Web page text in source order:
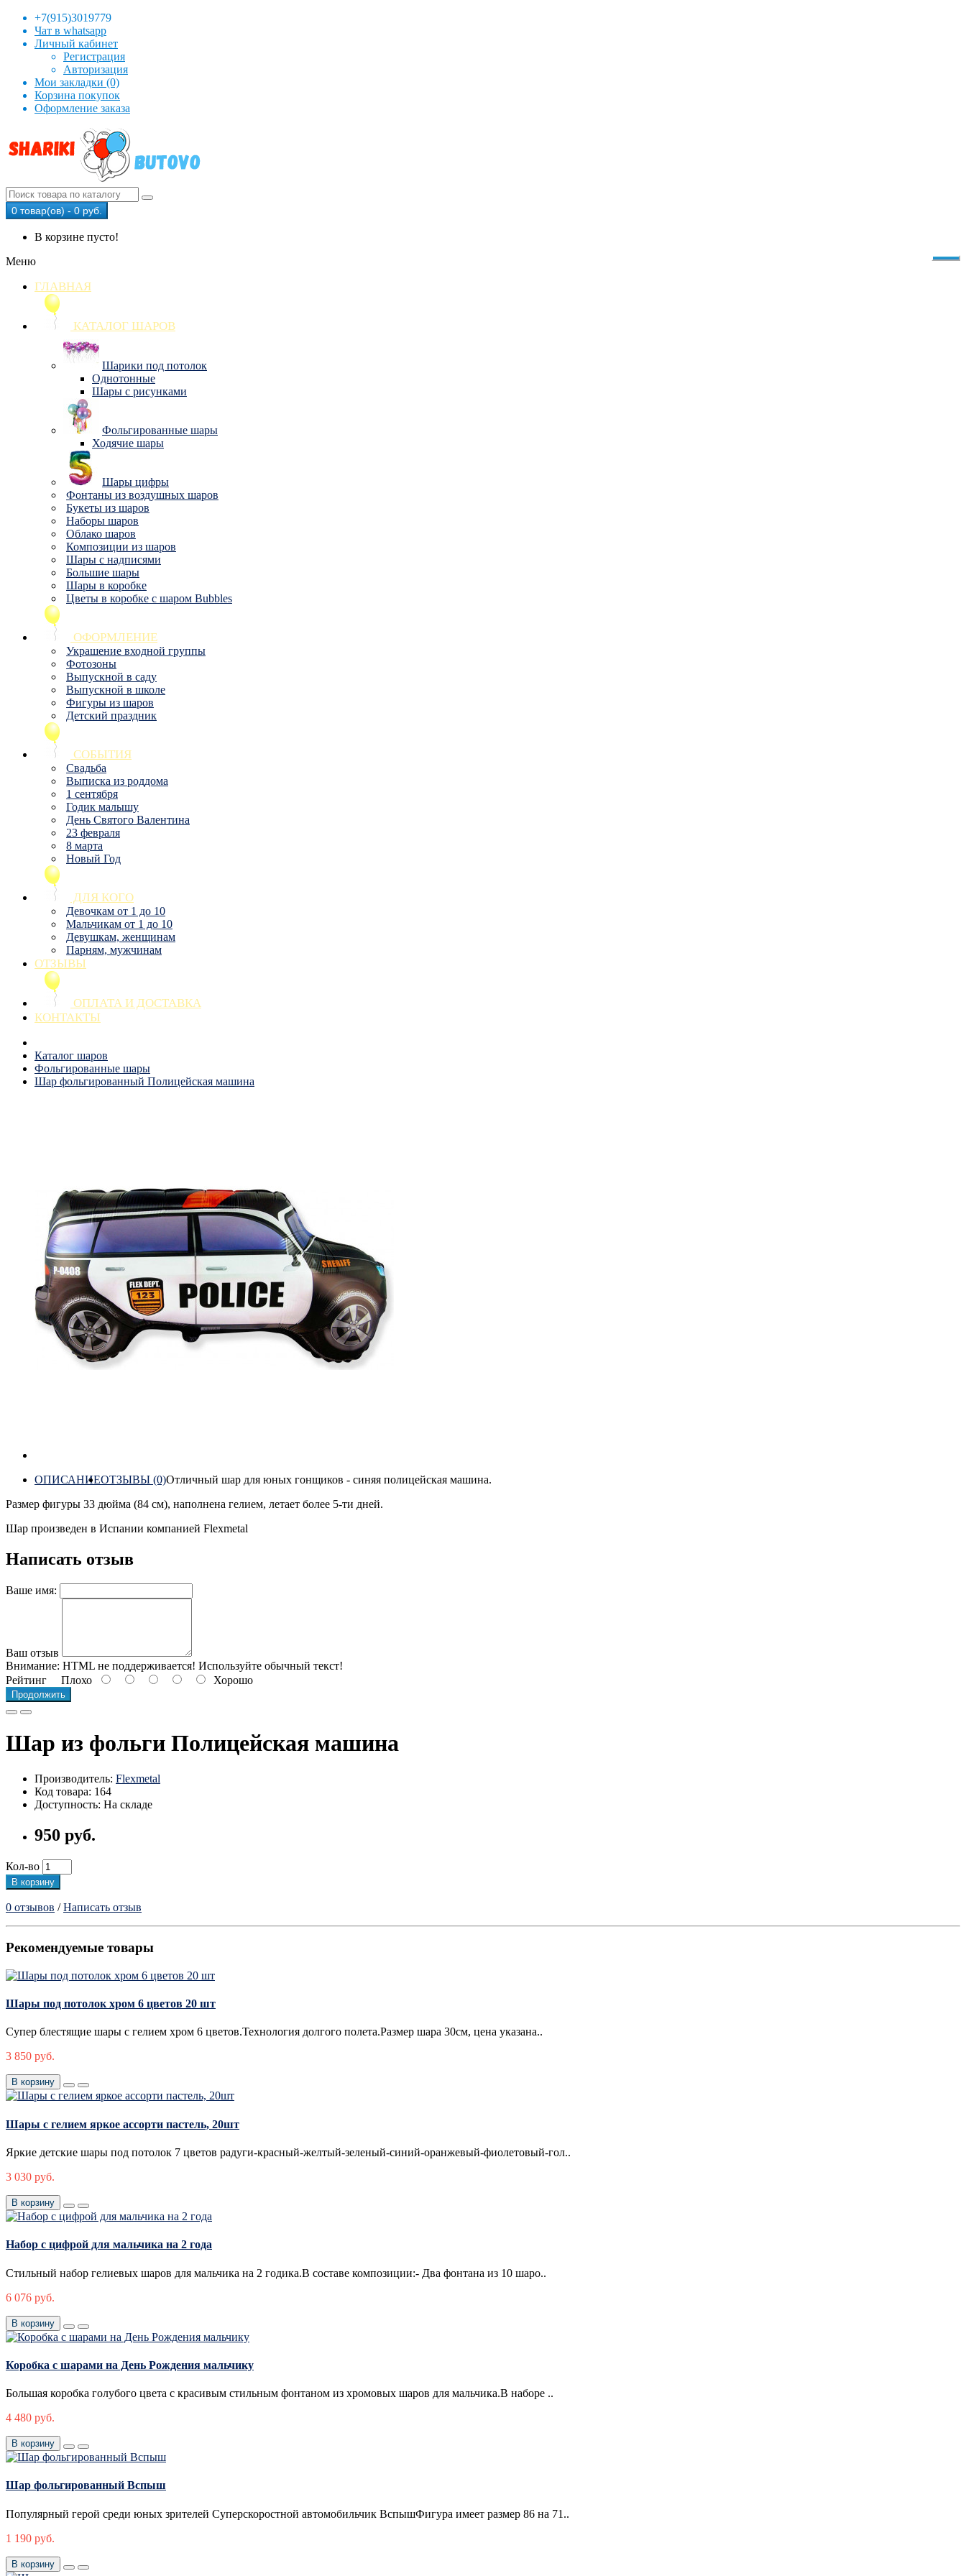
+7(915)3019779
Чат в whatsapp
Личный кабинет
Регистрация
Авторизация
Мои закладки (0)
Корзина покупок
Оформление заказа
0 товар(ов) - 0 руб.
В корзине пусто!
Меню
ГЛАВНАЯ
КАТАЛОГ ШАРОВ
Шарики под потолок
Однотонные
Шары с рисунками
Фольгированные шары
Ходячие шары
Шары цифры
Фонтаны из воздушных шаров
Букеты из шаров
Наборы шаров
Облако шаров
Композиции из шаров
Шары с надписями
Большие шары
Шары в коробке
Цветы в коробке с шаром Bubbles
ОФОРМЛЕНИЕ
Украшение входной группы
Фотозоны
Выпускной в саду
Выпускной в школе
Фигуры из шаров
Детский праздник
СОБЫТИЯ
Свадьба
Выписка из роддома
1 сентября
Годик малышу
День Святого Валентина
23 февраля
8 марта
Новый Год
ДЛЯ КОГО
Девочкам от 1 до 10
Мальчикам от 1 до 10
Девушкам, женщинам
Парням, мужчинам
ОТЗЫВЫ
ОПЛАТА И ДОСТАВКА
КОНТАКТЫ
Каталог шаров
Фольгированные шары
Шар фольгированный Полицейская машина
ОПИСАНИЕОТЗЫВЫ (0)Отличный шар для юных гонщиков - синяя полицейская машина.
Размер фигуры 33 дюйма (84 см), наполнена гелием, летает более 5-ти дней.
Шар произведен в Испании компанией Flexmetal
Написать отзыв
Ваше имя:
Ваш отзыв
Внимание: HTML не поддерживается! Используйте обычный текст!
Рейтинг Плохо Хорошо
Продолжить
Шар из фольги Полицейская машина
Производитель: Flexmetal
Код товара: 164
Доступность: На складе
950 руб.
Кол-во
В корзину
0 отзывов /Написать отзыв
Рекомендуемые товары
Шары под потолок хром 6 цветов 20 шт
Супер блестящие шары с гелием хром 6 цветов.Технология долгого полета.Размер шара 30см, цена указана..
3 850 руб.
В корзину
Шары с гелием яркое ассорти пастель, 20шт
Яркие детские шары под потолок 7 цветов радуги-красный-желтый-зеленый-синий-оранжевый-фиолетовый-гол..
3 030 руб.
В корзину
Набор c цифрой для мальчика на 2 года
Стильный набор гелиевых шаров для мальчика на 2 годика.В составе композиции:- Два фонтана из 10 шаро..
6 076 руб.
В корзину
Коробка с шарами на День Рождения мальчику
Большая коробка голубого цвета с красивым стильным фонтаном из хромовых шаров для мальчика.В наборе ..
4 480 руб.
В корзину
Шар фольгированный Вспыш
Популярный герой среди юных зрителей Суперскоростной автомобильчик ВспышФигура имеет размер 86 на 71..
1 190 руб.
В корзину